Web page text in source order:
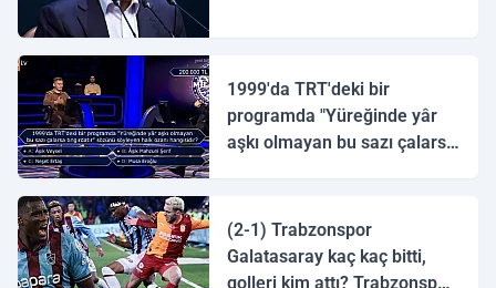
1999'da TRT'deki bir
programda "Yüreğinde yâr
aşkı olmayan bu sazı çalarsa
(2-1) Trabzonspor
Galatasaray kaç kaç bitti,
golleri kim attı? Trabzonspor